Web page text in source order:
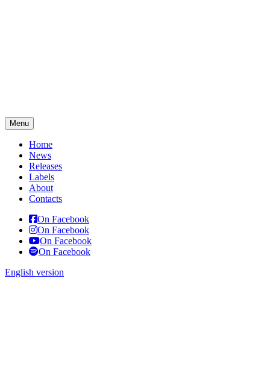
Menu
Home
News
Releases
Labels
About
Contacts
On Facebook
On Facebook
On Facebook
On Facebook
English version